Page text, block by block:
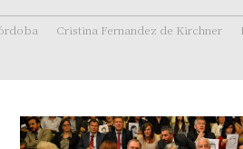
Cristina Fernandez de Kirchner